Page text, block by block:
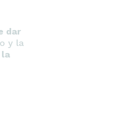
dar
y la
la